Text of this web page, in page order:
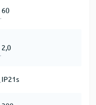
60
2,0
IP21s